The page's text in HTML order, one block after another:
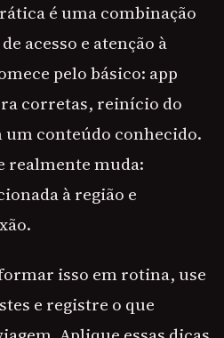
é uma combinação
acesso e atenção à
pelo básico: app
corretas, reinício do
um conteúdo conhecido.
realmente muda:
à região e
isso em rotina, use
e registre o que